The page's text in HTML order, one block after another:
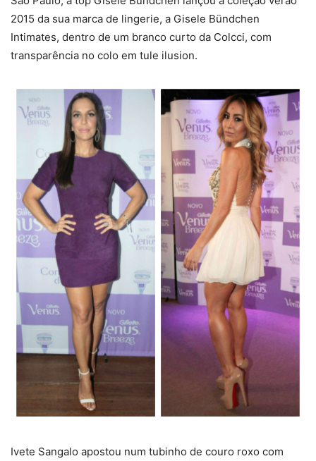
2015 da sua marca de lingerie, a Gisele Bündchen
Intimates, dentro de um branco curto da Colcci, com
transparência no colo em tule ilusion.
Ivete Sangalo apostou num tubinho de couro roxo com